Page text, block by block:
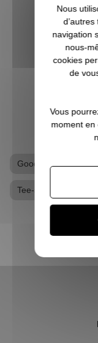
Vous êtes
à l’affût
super-
qu’un
véritable
Goodies Breaking
Tee-shirt Breaking
Nous
navigation
nous-
cookies
de
Vous
moment en